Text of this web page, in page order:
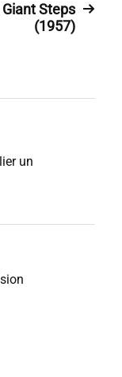
Steps
(1957)
un